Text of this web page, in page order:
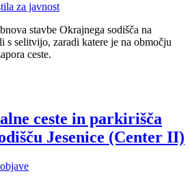
za javnost
stavbe Okrajnega sodišča na
s selitvijo, zaradi katere je na območju
ceste.
ceste in parkirišča
Jesenice (Center II)